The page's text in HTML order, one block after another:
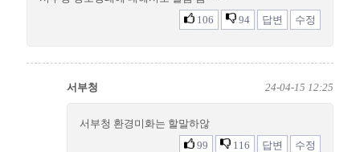
106
94 답변 수정
서부청 24-04-15 12:25
서부청 환경미화는 할말하않
99
116 답변 수정